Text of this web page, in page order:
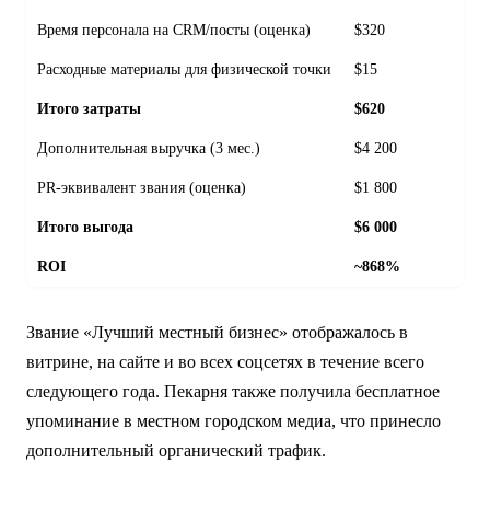
Время персонала на CRM/посты (оценка) $320
Расходные материалы для физической точки $15
Итого затраты $620
Дополнительная выручка (3 мес.) $4 200
PR-эквивалент звания (оценка) $1 800
Итого выгода $6 000
ROI ~868%
Звание «Лучший местный бизнес» отображалось в
витрине, на сайте и во всех соцсетях в течение всего
следующего года. Пекарня также получила бесплатное
упоминание в местном городском медиа, что принесло
дополнительный органический трафик.